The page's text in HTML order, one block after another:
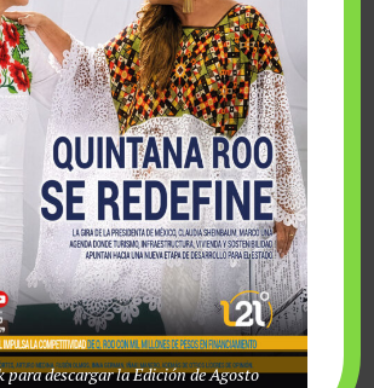
y Make-A-Wish México unieron
realidad el deseo de una …
para descargar la Edición de Agosto